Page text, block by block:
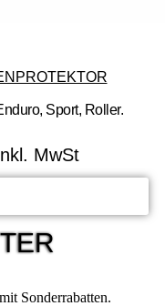
Sport, Roller.
MwSt
Sonderrabatten.